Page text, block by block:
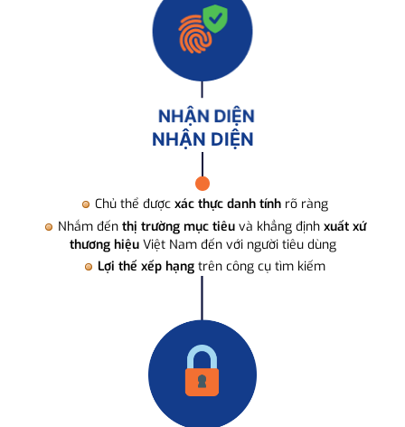
NHẬN DIỆN
Chủ thể được xác thực danh tính rõ ràng
Nhắm đến thị trường mục tiêuvà khẳng định xuất xứ
thương hiệuViệt Nam đến với người tiêu dùng
Lợi thế xếp hạng trên công cụ tìm kiếm